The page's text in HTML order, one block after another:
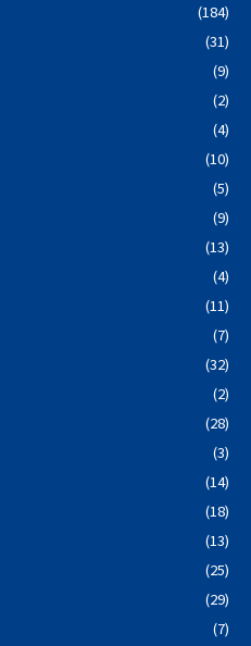
(184)
(31)
(9)
(2)
(4)
(10)
(5)
(9)
(13)
(4)
(11)
(7)
(32)
(2)
(28)
(3)
(14)
(18)
(13)
(25)
(29)
(7)